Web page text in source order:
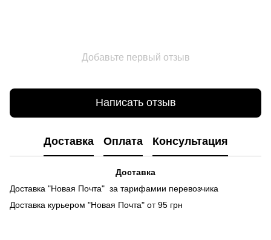
Добавьте первый отзыв
Написать отзыв
Доставка Оплата Консультация
Доставка
Доставка "Новая Почта" за тарифамии перевозчика
Доставка курьером "Новая Почта" от 95 грн